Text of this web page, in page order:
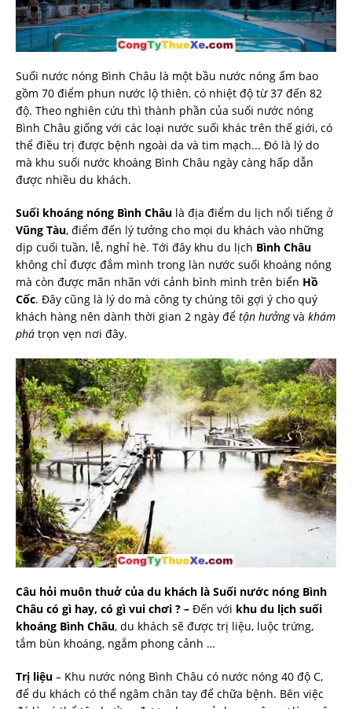
Suối nước nóng Bình Châu là một bầu nước nóng ấm bao
gồm 70 điểm phun nước lộ thiên, có nhiệt độ từ 37 đến 82
độ. Theo nghiên cứu thì thành phần của suối nước nóng
Bình Châu giống với các loại nước suối khác trên thế giới, có
thể điều trị được bệnh ngoài da và tim mạch... Đó là lý do
mà khu suối nước khoáng Bình Châu ngày càng hấp dẫn
được nhiều du khách.
Suối khoáng nóng Bình Châu là địa điểm du lịch nổi tiếng ở
Vũng Tàu, điểm đến lý tưởng cho mọi du khách vào những
dịp cuối tuần, lễ, nghỉ hè. Tới đây khu du lịch Bình Châu
không chỉ được đắm mình trong làn nước suối khoáng nóng
mà còn được mãn nhãn với cảnh bình mình trên biển Hồ
Cốc. Đây cũng là lý do mà công ty chúng tôi gợi ý cho quý
khách hàng nên dành thời gian 2 ngày để tận hưởngvà khám
phá trọn vẹn nơi đây.
Câu hỏi muôn thuở của du khách là Suối nước nóng Bình
Châu có gì hay, có gì vui chơi ? – Đến với khu du lịch suối
khoáng Bình Châu, du khách sẽ được trị liệu, luộc trứng,
tắm bùn khoáng, ngắm phong cảnh …
Trị liệu – Khu nước nóng Bình Châu có nước nóng 40 độ C,
để du khách có thể ngâm chân tay để chữa bệnh. Bên việc